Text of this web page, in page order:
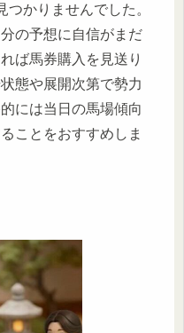
かりませんでした。
の予想に自信がまだ
ば馬券購入を見送り
態や展開次第で勢力
には当日の馬場傾向
ことをおすすめしま